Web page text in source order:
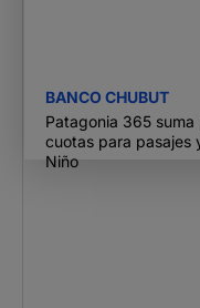
BANCO CHUBUT
Patagonia 365 suma
cuotas para pasajes
Niño